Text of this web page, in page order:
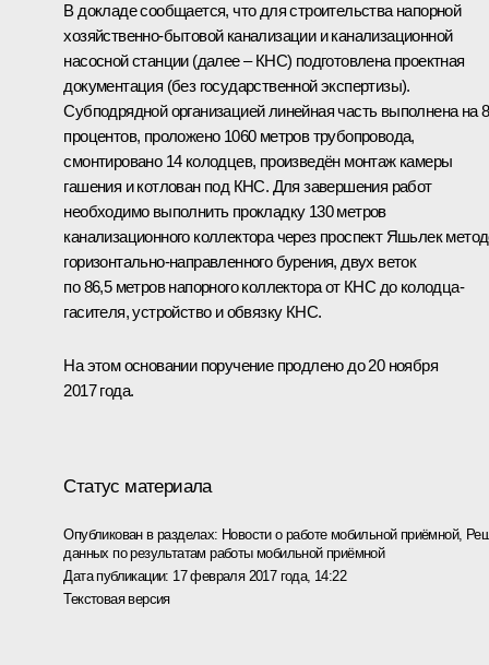
В докладе сообщается, что для строительства напорной
хозяйственно-бытовой канализации и канализационной
насосной станции (далее – КНС) подготовлена проектная
документация (без государственной экспертизы).
Субподрядной организацией линейная часть выполнена на
процентов, проложено 1060 метров трубопровода,
смонтировано 14 колодцев, произведён монтаж камеры
гашения и котлован под КНС. Для завершения работ
необходимо выполнить прокладку 130 метров
канализационного коллектора через проспект Яшьлек
горизонтально-направленного бурения, двух веток
по 86,5 метров напорного коллектора от КНС до колодца-
гасителя, устройство и обвязку КНС.
На этом основании поручение продлено до 20 ноября
2017 года.
Статус материала
Опубликован в разделах: Новости о работе мобильной приёмной,
данных по результатам работы мобильной приёмной
Дата публикации: 17 февраля 2017 года, 14:22
Текстовая версия